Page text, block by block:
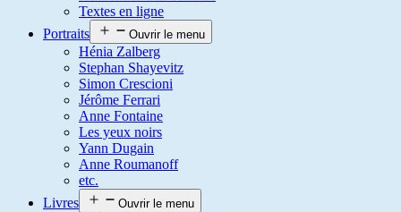
Textes en ligne
Portraits
Ouvrir le menu
Hénia Zalberg
Stephan Shayevitz
Simon Crescioni
Jérôme Ferrari
Anne Fontaine
Les yeux noirs
Yann Dugain
Anne Roumanoff
etc.
Livres
Ouvrir le menu